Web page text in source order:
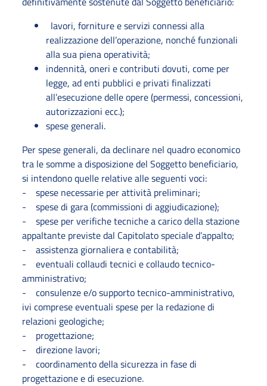
lavori, forniture e servizi connessi alla
realizzazione dell’operazione, nonché funzionali
alla sua piena operatività;
indennità, oneri e contributi dovuti, come per
legge, ad enti pubblici e privati finalizzati
all’esecuzione delle opere (permessi, concessioni,
autorizzazioni ecc.);
spese generali.
Per spese generali, da declinare nel quadro economico
tra le somme a disposizione del Soggetto beneficiario,
si intendono quelle relative alle seguenti voci:
- spese necessarie per attività preliminari;
- spese di gara (commissioni di aggiudicazione);
- spese per verifiche tecniche a carico della stazione
appaltante previste dal Capitolato speciale d’appalto;
- assistenza giornaliera e contabilità;
- eventuali collaudi tecnici e collaudo tecnico-
amministrativo;
- consulenze e/o supporto tecnico-amministrativo,
ivi comprese eventuali spese per la redazione di
relazioni geologiche;
- progettazione;
- direzione lavori;
- coordinamento della sicurezza in fase di
progettazione e di esecuzione.